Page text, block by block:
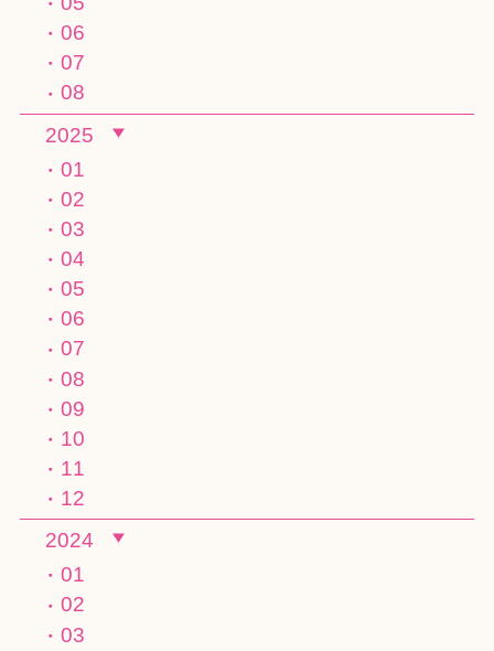
06
07
08
2025
01
02
03
04
05
06
07
08
09
10
11
12
2024
01
02
03